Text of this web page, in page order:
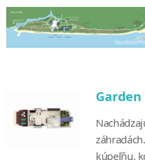
Garden
kúpeľňu,